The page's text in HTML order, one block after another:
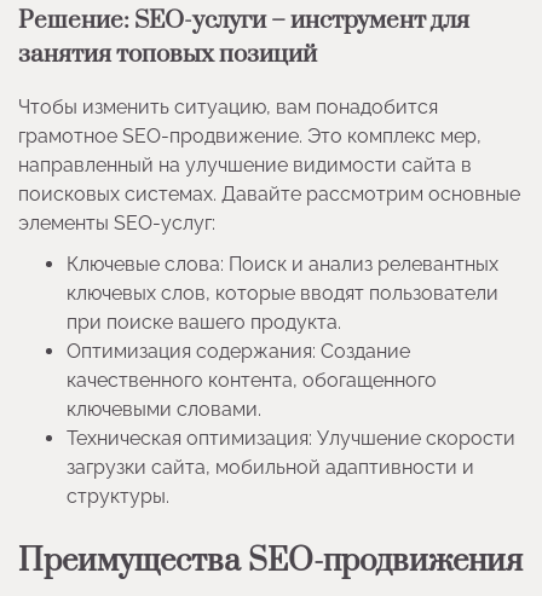
Решение: SEO-услуги – инструмент для
занятия топовых позиций
Чтобы изменить ситуацию, вам понадобится
грамотное SEO-продвижение. Это комплекс мер,
направленный на улучшение видимости сайта в
поисковых системах. Давайте рассмотрим основные
элементы SEO-услуг:
Ключевые слова: Поиск и анализ релевантных
ключевых слов, которые вводят пользователи
при поиске вашего продукта.
Оптимизация содержания: Создание
качественного контента, обогащенного
ключевыми словами.
Техническая оптимизация: Улучшение скорости
загрузки сайта, мобильной адаптивности и
структуры.
Преимущества SEO-продвижения